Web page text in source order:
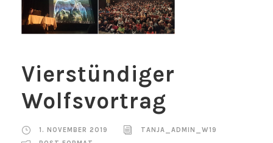
Vierstündiger
Wolfsvortrag
1. NOVEMBER 2019
TANJA_ADMIN_W19